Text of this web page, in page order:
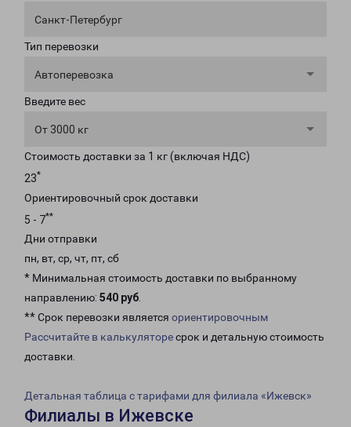
Санкт-Петербург
Тип перевозки
Автоперевозка
Введите вес
От 3000 кг
Стоимость доставки за 1 кг (включая НДС)
23*
Ориентировочный срок доставки
5 - 7**
Дни отправки
пн, вт, ср, чт, пт, сб
* Минимальная стоимость доставки по выбранному
направлению: 540 руб.
** Срок перевозки является ориентировочным
Рассчитайте в калькуляторесрок и детальную стоимость
доставки.
Детальная таблица с тарифами для филиала «Ижевск»
Филиалы в Ижевске